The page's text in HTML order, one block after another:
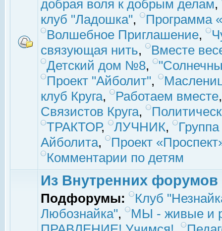
добрая воля к добрым делам,
клуб "Ладошка",
Программа
Волшебное Приглашение,
связующая нить,
Вместе
Детский дом №8,
Проект "Айболит",
клуб Круга, Работаем вместе
Связистов Круга,
ТРАКТОР, ЛУЧНИК,
Айболита,
Проект
Комментарии по детям
Из Внутренних форумов
Подфорумы:
Клуб
Любознайка",
МЫ - живые и